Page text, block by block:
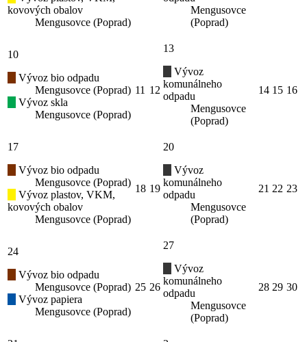
kovových obalov
Mengusovce (Poprad)
Mengusovce
(Poprad)
10
Vývoz bio odpadu
Mengusovce (Poprad)
Vývoz skla
Mengusovce (Poprad)
11 12
13
Vývoz
komunálneho
odpadu
Mengusovce
(Poprad)
14 15 16
17
Vývoz bio odpadu
Mengusovce (Poprad)
Vývoz plastov, VKM,
kovových obalov
Mengusovce (Poprad)
18 19
20
Vývoz
komunálneho
odpadu
Mengusovce
(Poprad)
21 22 23
24
Vývoz bio odpadu
Mengusovce (Poprad)
Vývoz papiera
Mengusovce (Poprad)
25 26
27
Vývoz
komunálneho
odpadu
Mengusovce
(Poprad)
28 29 30